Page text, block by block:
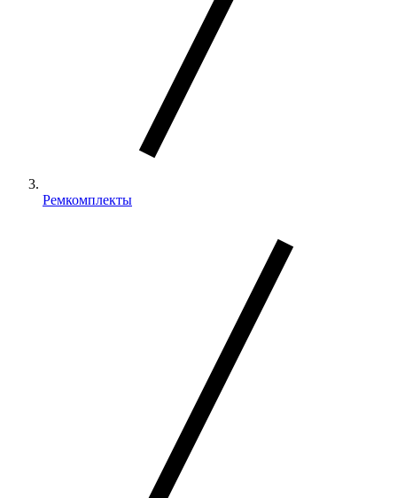
Ремкомплекты